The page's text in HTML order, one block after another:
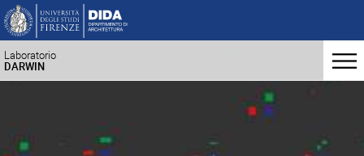
Laboratorio
DARWIN